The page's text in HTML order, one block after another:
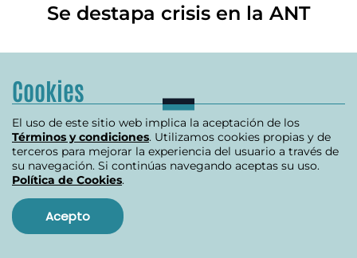
Se destapa crisis en la ANT
Item
1
of
3
Ver más
Cookies
El uso de este sitio web implica la aceptación de los
Términos y condiciones. Utilizamos cookies propias y de
terceros para mejorar la experiencia del usuario a través de
su navegación. Si continúas navegando aceptas su uso.
Política de Cookies.
Acepto